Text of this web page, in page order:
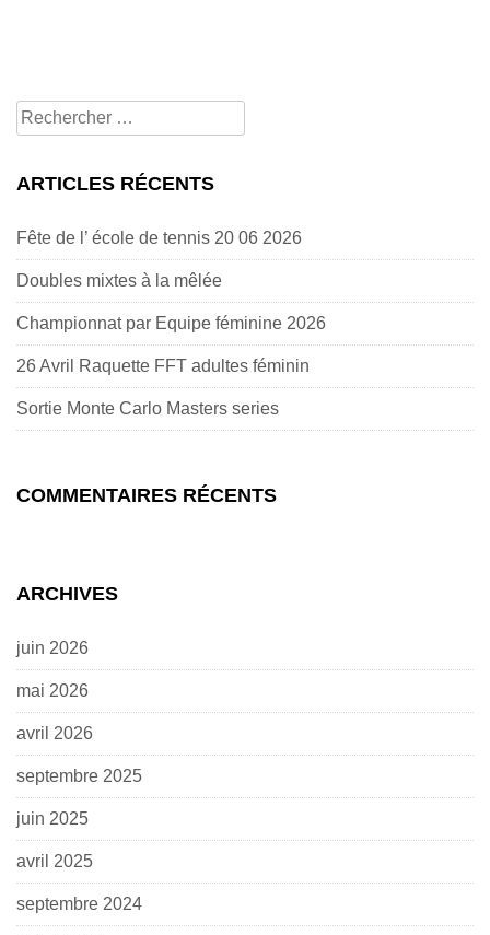
Rechercher
pour:
ARTICLES RÉCENTS
Fête de l’ école de tennis 20 06 2026
Doubles mixtes à la mêlée
Championnat par Equipe féminine 2026
26 Avril Raquette FFT adultes féminin
Sortie Monte Carlo Masters series
COMMENTAIRES RÉCENTS
ARCHIVES
juin 2026
mai 2026
avril 2026
septembre 2025
juin 2025
avril 2025
septembre 2024